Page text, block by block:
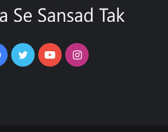
FacebookTwitterYouTubeInstagram